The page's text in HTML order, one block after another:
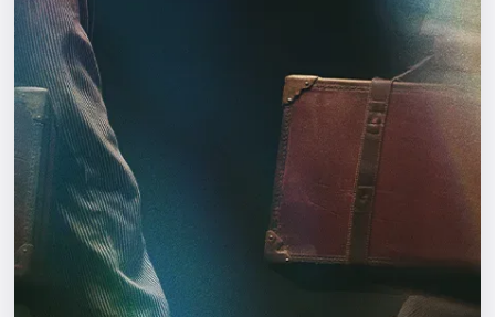
Экскурсии
Спорт
События
Города
Площадки
Артисты